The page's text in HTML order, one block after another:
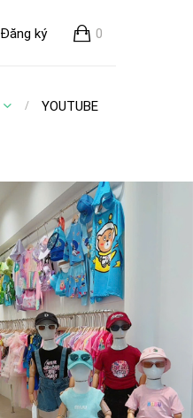
0
Đăng ký
YOUTUBE